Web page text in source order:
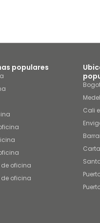
populares
oficina
oficina
Cali